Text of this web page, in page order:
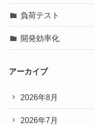
負荷テスト
開発効率化
アーカイブ
2026年8月
2026年7月